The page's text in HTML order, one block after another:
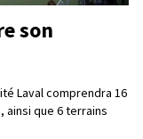
son
Laval comprendra 16
que 6 terrains